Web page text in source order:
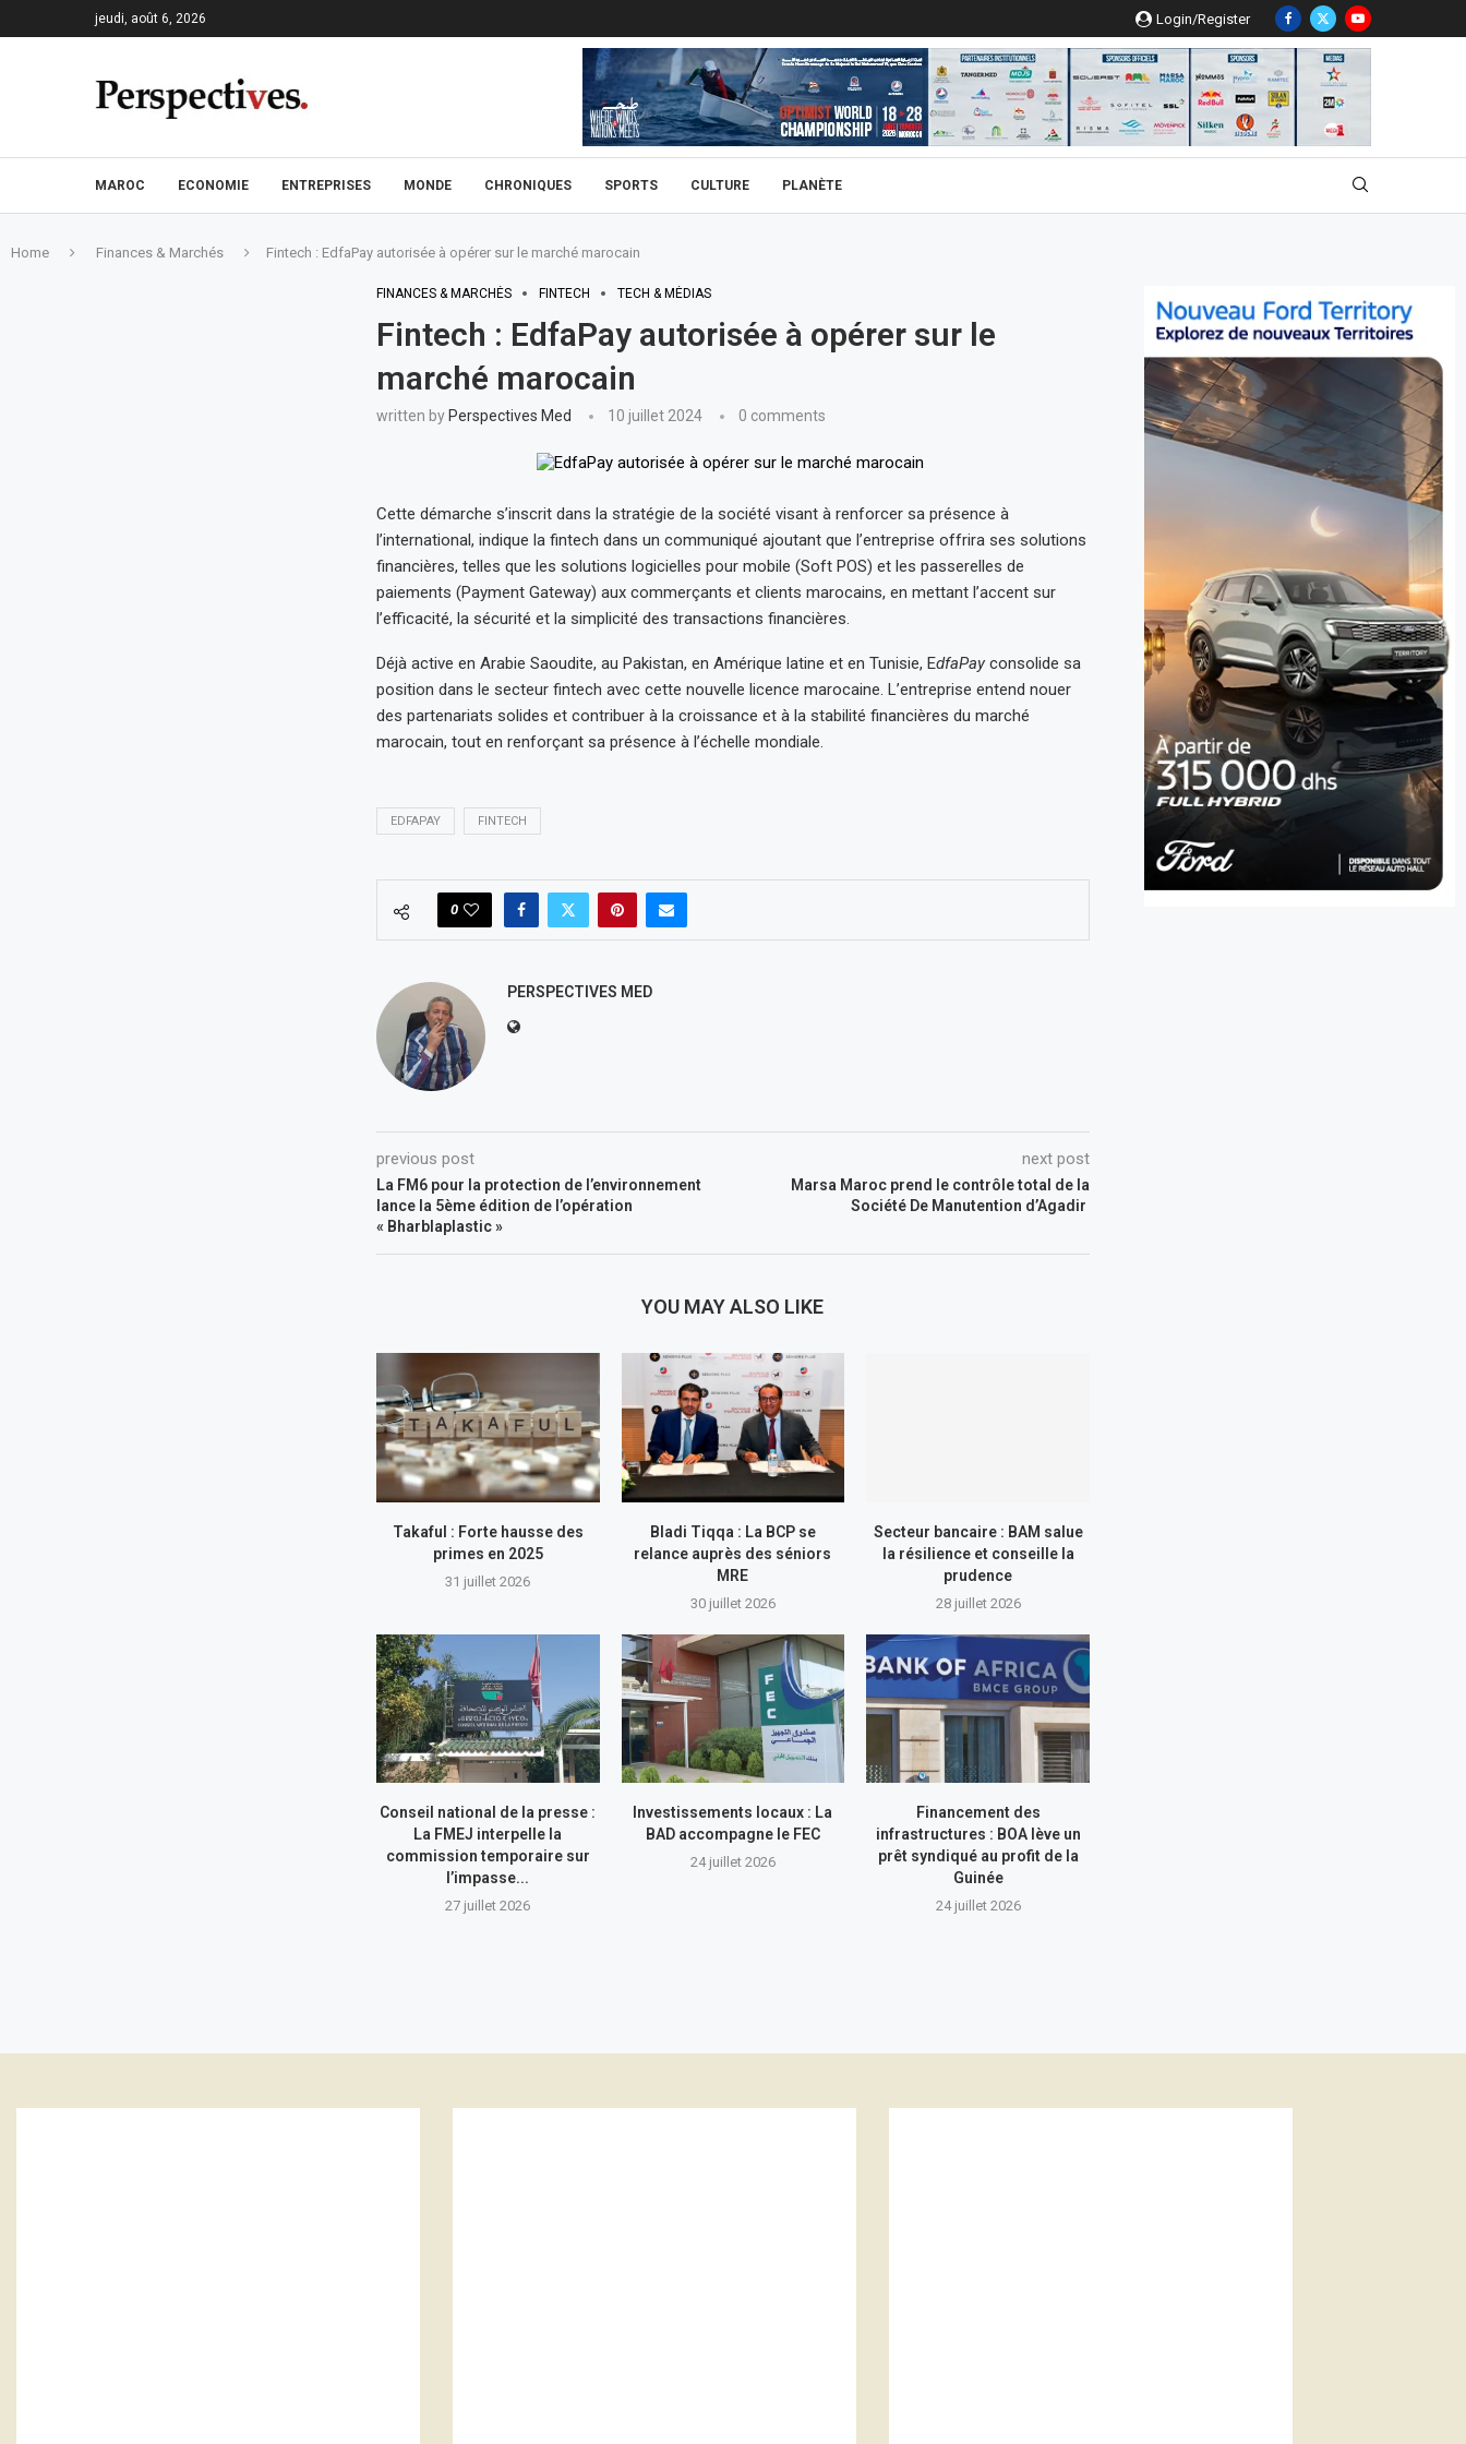
jeudi, août 6, 2026 Login/Register
MAROC ECONOMIE ENTREPRISES MONDE CHRONIQUES SPORTS CULTURE PLANÈTE
Home Finances & Marchés Fintech : EdfaPay autorisée à opérer sur le marché marocain
FINANCES & MARCHÉS FINTECH TECH & MÉDIAS
Fintech : EdfaPay autorisée à opérer sur le
marché marocain
written by Perspectives Med 10 juillet 2024 0 comments
Cette démarche s’inscrit dans la stratégie de la société visant à renforcer sa présence à
l’international, indique la fintech dans un communiqué ajoutant que l’entreprise offrira ses solutions
financières, telles que les solutions logicielles pour mobile (Soft POS) et les passerelles de
paiements (Payment Gateway) aux commerçants et clients marocains, en mettant l’accent sur
l’efficacité, la sécurité et la simplicité des transactions financières.
Déjà active en Arabie Saoudite, au Pakistan, en Amérique latine et en Tunisie, EdfaPayconsolide sa
position dans le secteur fintech avec cette nouvelle licence marocaine. L’entreprise entend nouer
des partenariats solides et contribuer à la croissance et à la stabilité financières du marché
marocain, tout en renforçant sa présence à l’échelle mondiale.
EDFAPAY FINTECH
0
PERSPECTIVES MED
previous post
La FM6 pour la protection de l’environnement
lance la 5ème édition de l’opération
« Bharblaplastic »
next post
Marsa Maroc prend le contrôle total de la
Société De Manutention d’Agadir
YOU MAY ALSO LIKE
Takaful : Forte hausse des
primes en 2025
31 juillet 2026
Bladi Tiqqa : La BCP se
relance auprès des séniors
MRE
30 juillet 2026
Secteur bancaire : BAM salue
la résilience et conseille la
prudence
28 juillet 2026
Conseil national de la presse :
La FMEJ interpelle la
commission temporaire sur
l’impasse...
27 juillet 2026
Investissements locaux : La
BAD accompagne le FEC
24 juillet 2026
Financement des
infrastructures : BOA lève un
prêt syndiqué au profit de la
Guinée
24 juillet 2026